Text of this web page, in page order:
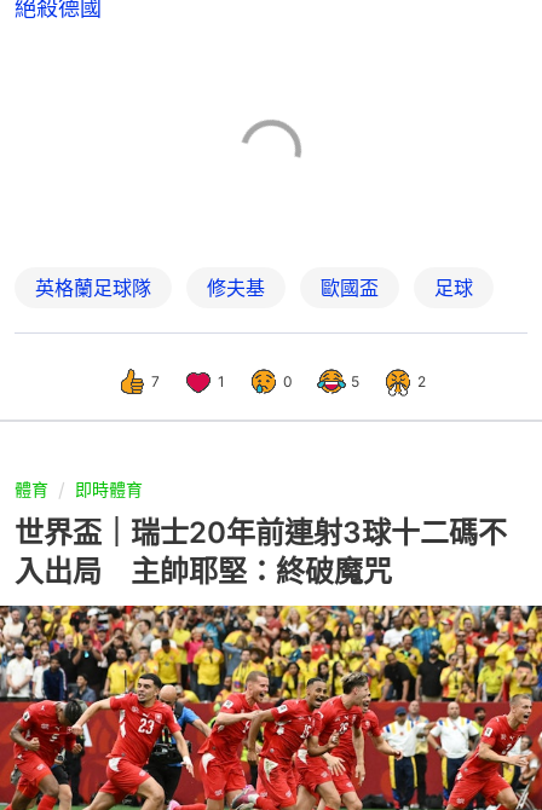
絕殺德國
英格蘭足球隊 修夫基 歐國盃 足球
7 1 0 5 2
體育 即時體育
世界盃｜瑞士20年前連射3球十二碼不
入出局 主帥耶堅：終破魔咒